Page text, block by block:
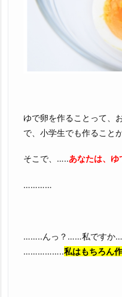
ゆで卵を作ることって、
で、小学生でも作ること
そこで、…..あなたは、ゆ
…………
……..んっ？……私ですか
……………..私はもちろん